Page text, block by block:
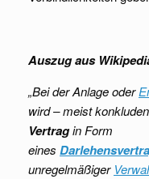
Auszug aus
„Bei der Anlage oder
wird – meist
Vertragin Form
eines
unregelmäßiger